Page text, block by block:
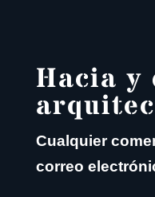
Hacia y
Cualquier
correo